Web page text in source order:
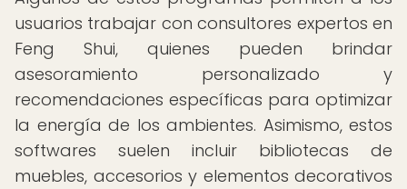
usuarios trabajar con consultores expertos en
Feng Shui, quienes pueden brindar
asesoramiento personalizado y
recomendaciones específicas para optimizar
la energía de los ambientes. Asimismo, estos
softwares suelen incluir bibliotecas de
muebles, accesorios y elementos decorativos